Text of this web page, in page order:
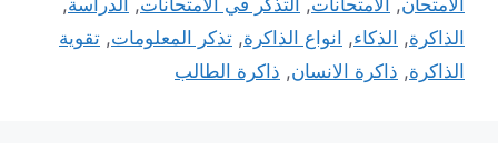
الامتحان, الامتحانات, التذكر في الامتحانات, الدراسة,
الذاكرة, الذكاء, انواع الذاكرة, تذكر المعلومات, تقوية
الذاكرة, ذاكرة الانسان, ذاكرة الطالب